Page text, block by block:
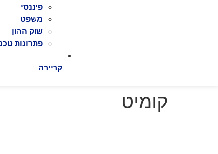
פיננסי
משפט
שוק ההון
פתרונות
קריירה
קומיט